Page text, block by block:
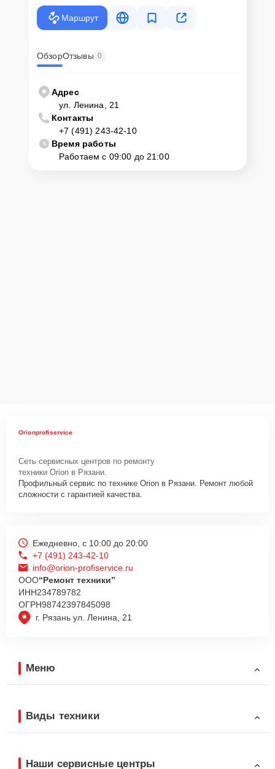
Маршрут
ОбзорОтзывы 0
Адрес
ул. Ленина, 21
Контакты
+7 (491) 243-42-10
Время работы
Работаем с 09:00 до 21:00
Orionprofiservice
Сеть сервисных центров по ремонту
техники Orion в Рязани.
Профильный сервис по технике Orion в Рязани. Ремонт любой
сложности с гарантией качества.
г. Рязань ул. Ленина, 21
Ежедневно, с 10:00 до 20:00
+7 (491) 243-42-10
info@orion-profiservice.ru
ООО“Ремонт техники”
ИНН234789782
ОГРН98742397845098
Меню
Виды техники
Наши сервисные центры